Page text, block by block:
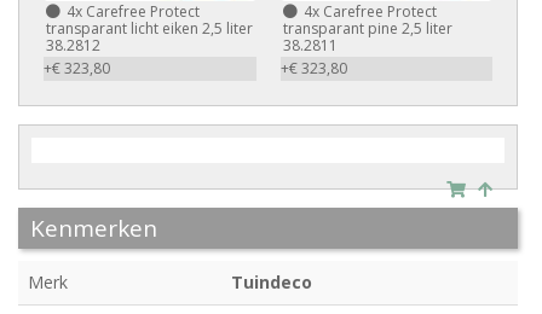
4x Carefree Protect
transparant licht eiken 2,5 liter
38.2812
+€ 323,80
4xCarefree Protect
transparant pine 2,5 liter
38.2811
+€ 323,80
Kenmerken
Merk
Tuindeco